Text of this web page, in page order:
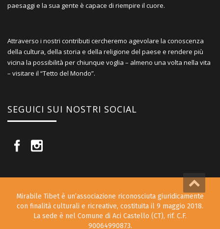
paesaggi e la sua gente è capace di riempire il cuore.
Attraverso i nostri contributi cercheremo agevolare la conoscenza
della cultura, della storia e della religione del paese e rendere più
vicina la possibilità per chiunque voglia – almeno una volta nella vita
– visitare il “Tetto del Mondo”.
SEGUICI SUI NOSTRI SOCIAL
Mirabile Tibet è un’associazione riconosciuta giuridicamente
con finalità culturali e ricreative, costituita il 9 maggio 2018.
La sede è nel Comune di Aci Castello (CT), rif. C.F.
90064990873.